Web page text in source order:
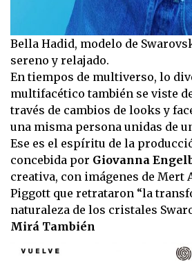
Bella Hadid, modelo de
sereno y relajado.
En tiempos de multiverso, lo
multifacético también se viste
través de cambios de looks y
una misma persona unidas de
Ese es el espíritu de la
concebida por Giovanna
creativa, con imágenes de Mert
Piggott que retrataron “la
naturaleza de los cristales
Mirá También